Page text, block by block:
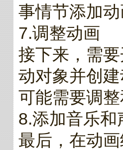
事情节添加
7.调整动画
接下来，需
动对象并创
可能需要调
8.添加音乐和
最后，在动